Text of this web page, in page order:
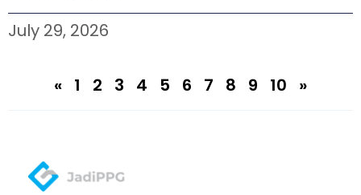
July 29, 2026
« 1 2 3 4 5 6 7 8 9 10 »